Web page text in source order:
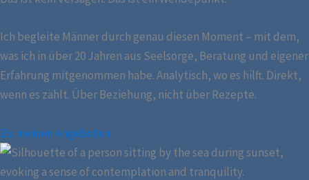
Ich begleite Männer durch genau diesen Moment – mit dem,
was ich in über 20 Jahren aus Seelsorge, Beratung und eigener
Erfahrung mitgenommen habe. Analytisch, wo es hilft. Direkt,
wenn es zählt. Über Beziehung, nicht über Rezepte.
Zu meinen Angeboten